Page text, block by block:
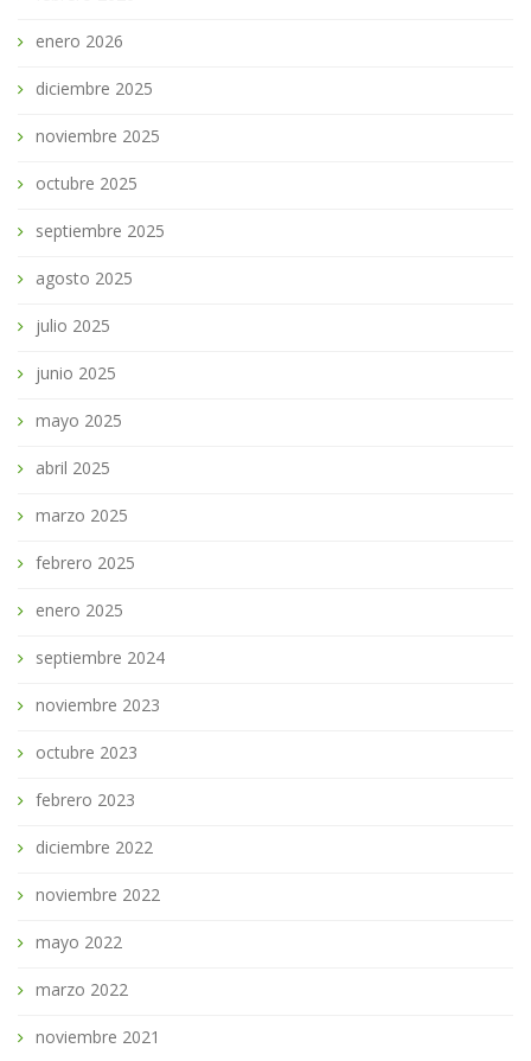
enero 2026
diciembre 2025
noviembre 2025
octubre 2025
septiembre 2025
agosto 2025
julio 2025
junio 2025
mayo 2025
abril 2025
marzo 2025
febrero 2025
enero 2025
septiembre 2024
noviembre 2023
octubre 2023
febrero 2023
diciembre 2022
noviembre 2022
mayo 2022
marzo 2022
noviembre 2021